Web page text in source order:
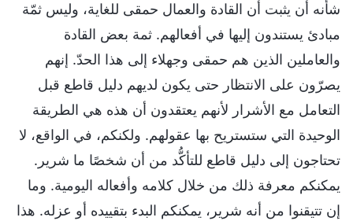
شأنه أن يثبت أن القادة والعمال حمقى للغاية، وليس ثمّة
مبادئ يستندون إليها في أفعالهم. ثمة بعض القادة
والعاملين الذين هم حمقى وجهلاء إلى هذا الحدّ. إنهم
يصرّون على الانتظار حتى يكون لديهم دليل قاطع قبل
التعامل مع الأشرار لأنهم يعتقدون أن هذه هي الطريقة
الوحيدة التي ستستريح بها عقولهم. ولكنكم، في الواقع، لا
تحتاجون إلى دليل قاطع للتأكُّد من أن شخصًا ما شرير.
يمكنكم معرفة ذلك من خلال كلامه وأفعاله اليومية. وما
إن تتيقنوا من أنه شرير، يمكنكم البدء بتقييده أو عزله. هذا